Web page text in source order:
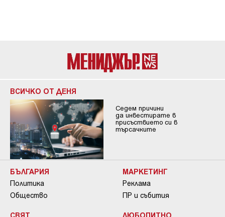
ВСИЧКО ОТ ДЕНЯ
Седем причини
да инвестирате в
присъствието си в
търсачките
БЪЛГАРИЯ
Политика
Общество
СВЯТ
МАРКЕТИНГ
Реклама
ПР и събития
ЛЮБОПИТНО